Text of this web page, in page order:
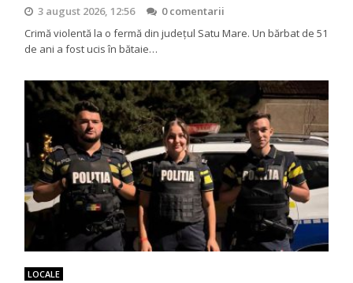
3 august 2026, 12:56
0 comentarii
Crimă violentă la o fermă din județul Satu Mare. Un bărbat de 51
de ani a fost ucis în bătaie…
LOCALE